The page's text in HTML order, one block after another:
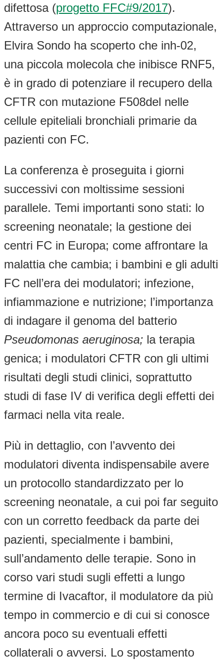
difettosa (progetto FFC#9/2017).
Attraverso un approccio computazionale,
Elvira Sondo ha scoperto che inh-02,
una piccola molecola che inibisce RNF5,
è in grado di potenziare il recupero della
CFTR con mutazione F508del nelle
cellule epiteliali bronchiali primarie da
pazienti con FC.
La conferenza è proseguita i giorni
successivi con moltissime sessioni
parallele. Temi importanti sono stati: lo
screening neonatale; la gestione dei
centri FC in Europa; come affrontare la
malattia che cambia; i bambini e gli adulti
FC nell’era dei modulatori; infezione,
infiammazione e nutrizione; l’importanza
di indagare il genoma del batterio
Pseudomonas aeruginosa; la terapia
genica; i modulatori CFTR con gli ultimi
risultati degli studi clinici, soprattutto
studi di fase IV di verifica degli effetti dei
farmaci nella vita reale.
Più in dettaglio, con l’avvento dei
modulatori diventa indispensabile avere
un protocollo standardizzato per lo
screening neonatale, a cui poi far seguito
con un corretto feedback da parte dei
pazienti, specialmente i bambini,
sull’andamento delle terapie. Sono in
corso vari studi sugli effetti a lungo
termine di Ivacaftor, il modulatore da più
tempo in commercio e di cui si conosce
ancora poco su eventuali effetti
collaterali o avversi. Lo spostamento